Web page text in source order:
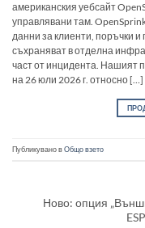
американския уебсайт
управлявани там.
данни за клиенти, поръчки
съхраняват в отделна
част от инцидента. Нашият
на 26 юли 2026 г. относно […]
Публикувано вОбщо взето
Ново: опция